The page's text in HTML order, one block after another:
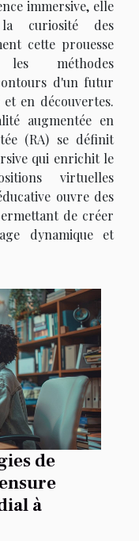
immersive, elle
curiosité des
cette prouesse
les méthodes
d'un futur
en découvertes.
augmentée en
(RA) se définit
qui enrichit le
virtuelles
ouvre des
de créer
dynamique et
de
à